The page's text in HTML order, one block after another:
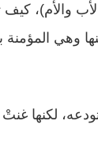
والأم)،
وهي المؤمنة
لكنها غنتْ